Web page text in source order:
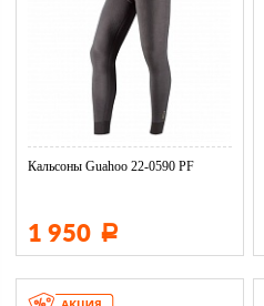
Кальсоны Guahoo 22-0590 РF
1 950 Р